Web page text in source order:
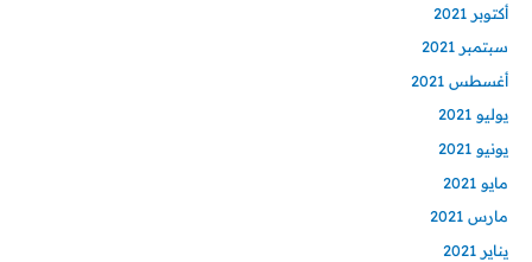
أكتوبر 2021
سبتمبر 2021
أغسطس 2021
يوليو 2021
يونيو 2021
مايو 2021
مارس 2021
يناير 2021